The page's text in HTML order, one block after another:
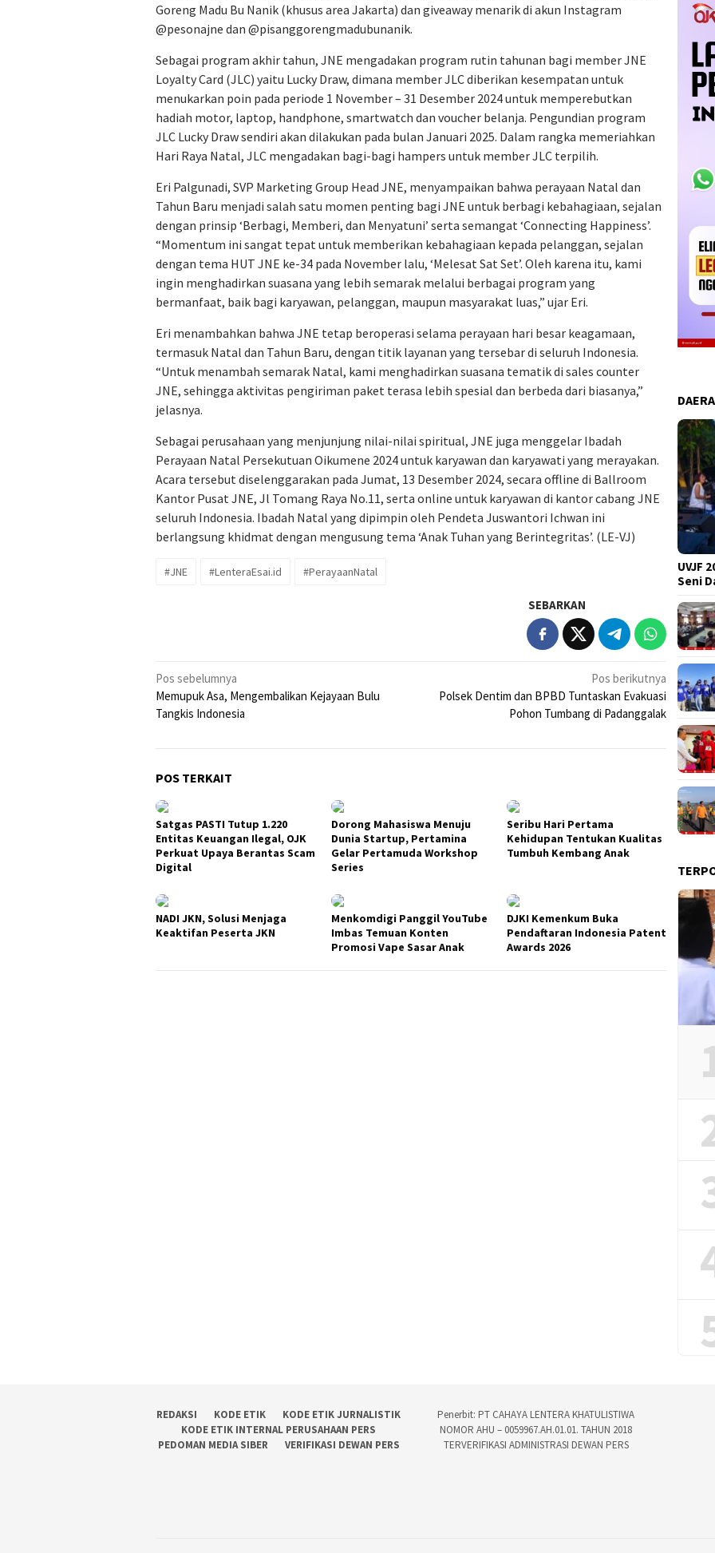
Goreng Madu Bu Nanik (khusus area Jakarta) dan giveaway menarik di akun Instagram
@pesonajne dan @pisanggorengmadubunanik.
Sebagai program akhir tahun, JNE mengadakan program rutin tahunan bagi member JNE
Loyalty Card (JLC) yaitu Lucky Draw, dimana member JLC diberikan kesempatan untuk
menukarkan poin pada periode 1 November – 31 Desember 2024 untuk memperebutkan
hadiah motor, laptop, handphone, smartwatch dan voucher belanja. Pengundian program
JLC Lucky Draw sendiri akan dilakukan pada bulan Januari 2025. Dalam rangka memeriahkan
Hari Raya Natal, JLC mengadakan bagi-bagi hampers untuk member JLC terpilih.
Eri Palgunadi, SVP Marketing Group Head JNE, menyampaikan bahwa perayaan Natal dan
Tahun Baru menjadi salah satu momen penting bagi JNE untuk berbagi kebahagiaan, sejalan
dengan prinsip ‘Berbagi, Memberi, dan Menyatuni’ serta semangat ‘Connecting Happiness’.
“Momentum ini sangat tepat untuk memberikan kebahagiaan kepada pelanggan, sejalan
dengan tema HUT JNE ke-34 pada November lalu, ‘Melesat Sat Set’. Oleh karena itu, kami
ingin menghadirkan suasana yang lebih semarak melalui berbagai program yang
bermanfaat, baik bagi karyawan, pelanggan, maupun masyarakat luas,” ujar Eri.
Eri menambahkan bahwa JNE tetap beroperasi selama perayaan hari besar keagamaan,
termasuk Natal dan Tahun Baru, dengan titik layanan yang tersebar di seluruh Indonesia.
“Untuk menambah semarak Natal, kami menghadirkan suasana tematik di sales counter
JNE, sehingga aktivitas pengiriman paket terasa lebih spesial dan berbeda dari biasanya,”
jelasnya.
Sebagai perusahaan yang menjunjung nilai-nilai spiritual, JNE juga menggelar Ibadah
Perayaan Natal Persekutuan Oikumene 2024 untuk karyawan dan karyawati yang merayakan.
Acara tersebut diselenggarakan pada Jumat, 13 Desember 2024, secara offline di Ballroom
Kantor Pusat JNE, Jl Tomang Raya No.11, serta online untuk karyawan di kantor cabang JNE
seluruh Indonesia. Ibadah Natal yang dipimpin oleh Pendeta Juswantori Ichwan ini
berlangsung khidmat dengan mengusung tema ‘Anak Tuhan yang Berintegritas’. (LE-VJ)
#JNE #LenteraEsai.id #PerayaanNatal
SEBARKAN
Navigasi
pos
Pos sebelumnya
Memupuk Asa, Mengembalikan Kejayaan Bulu
Tangkis Indonesia
Pos berikutnya
Polsek Dentim dan BPBD Tuntaskan Evakuasi
Pohon Tumbang di Padanggalak
POS TERKAIT
Satgas PASTI Tutup 1.220
Entitas Keuangan Ilegal, OJK
Perkuat Upaya Berantas Scam
Digital
Dorong Mahasiswa Menuju
Dunia Startup, Pertamina
Gelar Pertamuda Workshop
Series
Seribu Hari Pertama
Kehidupan Tentukan Kualitas
Tumbuh Kembang Anak
NADI JKN, Solusi Menjaga
Keaktifan Peserta JKN
Menkomdigi Panggil YouTube
Imbas Temuan Konten
Promosi Vape Sasar Anak
DJKI Kemenkum Buka
Pendaftaran Indonesia Patent
Awards 2026
UVJF
Seni
REDAKSI KODE ETIK
KODE ETIK JURNALISTIK
KODE ETIK INTERNAL PERUSAHAAN PERS
PEDOMAN MEDIA SIBER
VERIFIKASI DEWAN PERS
Penerbit: PT CAHAYA LENTERA KHATULISTIWA
NOMOR AHU – 0059967.AH.01.01. TAHUN 2018
TERVERIFIKASI ADMINISTRASI DEWAN PERS